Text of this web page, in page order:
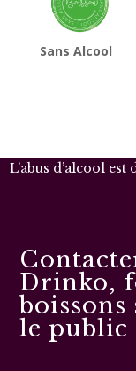
Sans Alcool
L’abus d’alcool
Drinko,
le public